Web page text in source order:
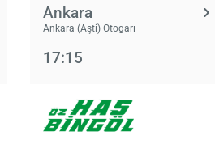
Ankara
Ankara (Aşti) Otogarı
17:15